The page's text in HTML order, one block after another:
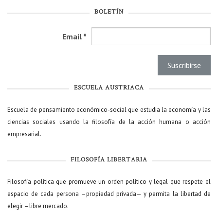
BOLETÍN
Email *
ESCUELA AUSTRIACA
Escuela de pensamiento económico-social que estudia la economía y las
ciencias sociales usando la filosofía de la acción humana o acción
empresarial.
FILOSOFÍA LIBERTARIA
Filosofía política que promueve un orden político y legal que respete el
espacio de cada persona —propiedad privada— y permita la libertad de
elegir —libre mercado.